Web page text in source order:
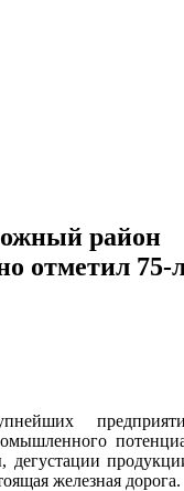
район
отметил 75-
дегустации
железная дорога.